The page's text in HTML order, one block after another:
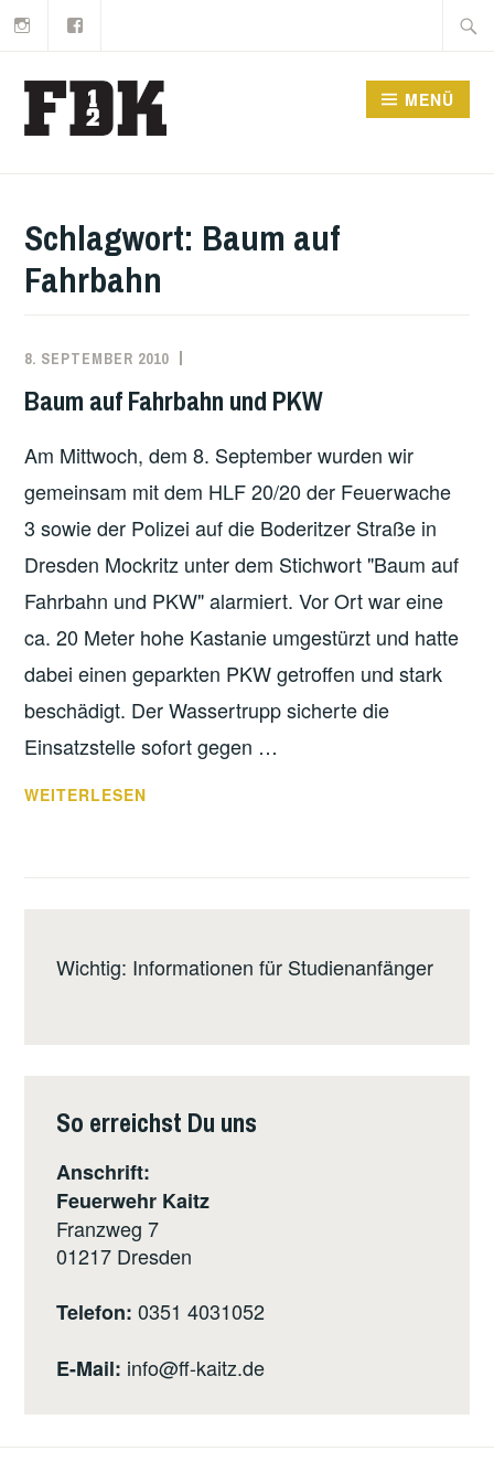
Zum
springen
Suche
MENÜ
Schlagwort: Baum auf
Fahrbahn
8. SEPTEMBER 2010
KÄPPLER
Baum auf Fahrbahn und PKW
Am Mittwoch, dem 8. September wurden wir
gemeinsam mit dem HLF 20/20 der Feuerwache
3 sowie der Polizei auf die Boderitzer Straße in
Dresden Mockritz unter dem Stichwort "Baum auf
Fahrbahn und PKW" alarmiert. Vor Ort war eine
ca. 20 Meter hohe Kastanie umgestürzt und hatte
dabei einen geparkten PKW getroffen und stark
beschädigt. Der Wassertrupp sicherte die
Einsatzstelle sofort gegen …
BAUM
WEITERLESEN
Wichtig: Informationen für Studienanfänger
So erreichst Du uns
Anschrift:
Feuerwehr Kaitz
Franzweg 7
01217 Dresden
Telefon:0351 4031052
E-Mail: info@ff-kaitz.de